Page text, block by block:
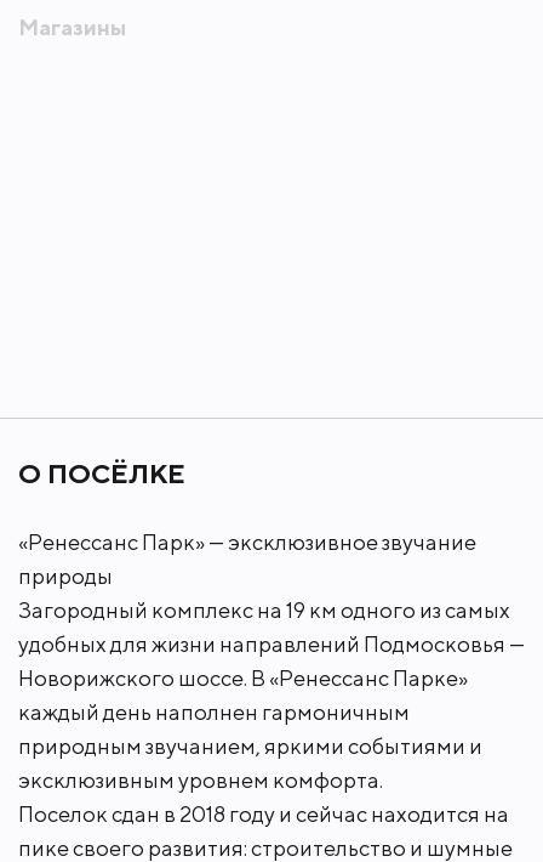
Магазины
О ПОСЁЛКЕ
«Ренессанс Парк» — эксклюзивное звучание
природы
Загородный комплекс на 19 км одного из самых
удобных для жизни направлений Подмосковья —
Новорижского шоссе. В «Ренессанс Парке»
каждый день наполнен гармоничным
природным звучанием, яркими событиями и
эксклюзивным уровнем комфорта.
Поселок сдан в 2018 году и сейчас находится на
пике своего развития: строительство и шумные